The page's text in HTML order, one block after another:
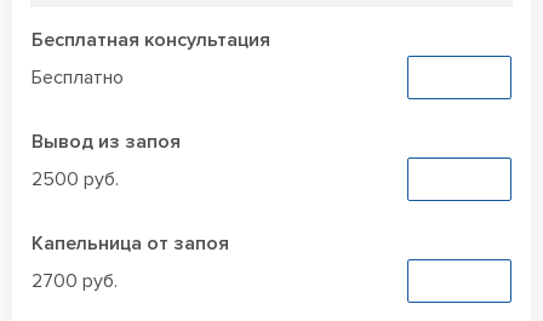
Бесплатная консультация
Бесплатно
Вывод из запоя
2500 руб.
Капельница от запоя
2700 руб.